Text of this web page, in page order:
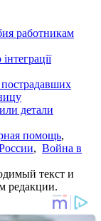
работникам
детали
помощь,
, Война в
текст и
редакции.